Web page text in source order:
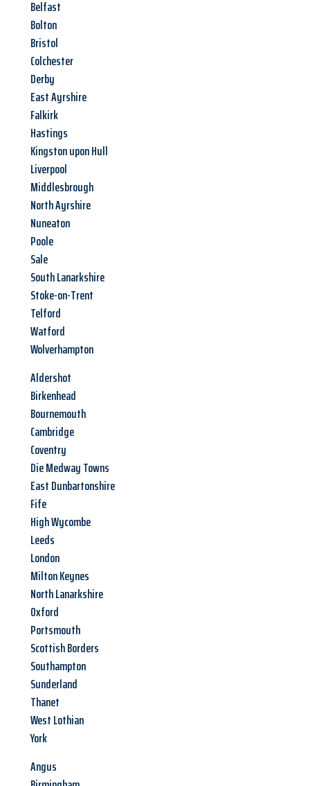
Belfast
Bolton
Bristol
Colchester
Derby
East Ayrshire
Falkirk
Hastings
Kingston upon Hull
Liverpool
Middlesbrough
North Ayrshire
Nuneaton
Poole
Sale
South Lanarkshire
Stoke-on-Trent
Telford
Watford
Wolverhampton
Aldershot
Birkenhead
Bournemouth
Cambridge
Coventry
Die Medway Towns
East Dunbartonshire
Fife
High Wycombe
Leeds
London
Milton Keynes
North Lanarkshire
Oxford
Portsmouth
Scottish Borders
Southampton
Sunderland
Thanet
West Lothian
York
Angus